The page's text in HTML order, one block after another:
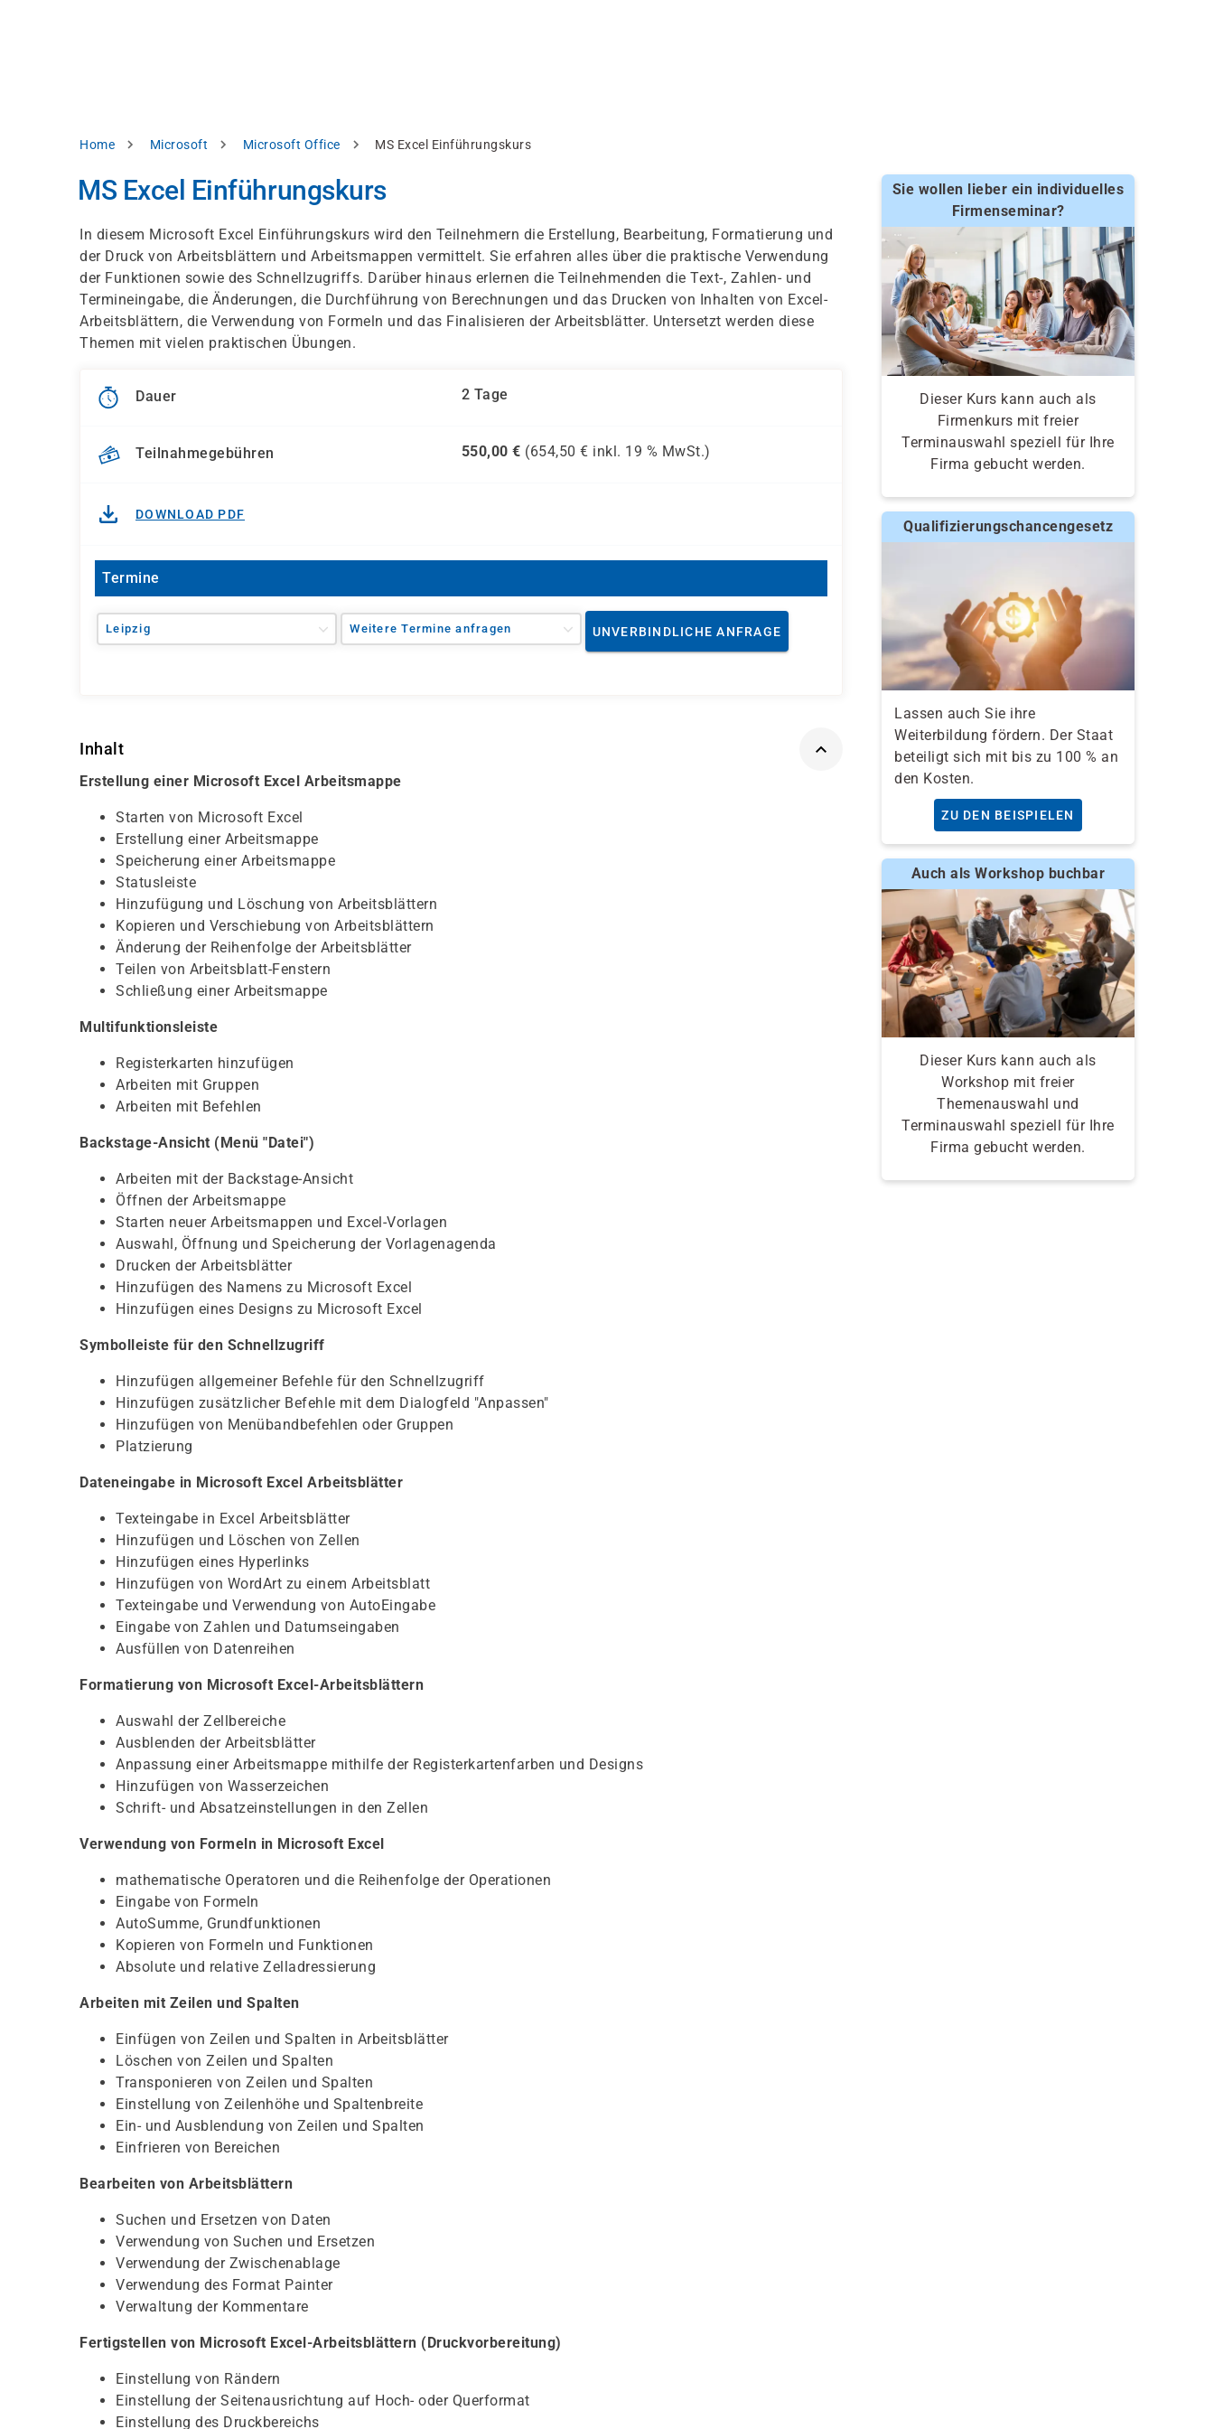
Pfadnavigation
Home Microsoft Microsoft Office MS Excel Einführungskurs
MS Excel Einführungskurs
In diesem Microsoft Excel Einführungskurs wird den Teilnehmern die Erstellung, Bearbeitung, Formatierung und
der Druck von Arbeitsblättern und Arbeitsmappen vermittelt. Sie erfahren alles über die praktische Verwendung
der Funktionen sowie des Schnellzugriffs. Darüber hinaus erlernen die Teilnehmenden die Text-, Zahlen- und
Termineingabe, die Änderungen, die Durchführung von Berechnungen und das Drucken von Inhalten von Excel-
Arbeitsblättern, die Verwendung von Formeln und das Finalisieren der Arbeitsblätter. Untersetzt werden diese
Themen mit vielen praktischen Übungen.
Dauer 2 Tage
Teilnahmegebühren 550,00 € (654,50 € inkl. 19 % MwSt.)
DOWNLOAD PDF
Termine
Leipzig Weitere Termine anfragen UNVERBINDLICHE ANFRAGE
Inhalt
Erstellung einer Microsoft Excel Arbeitsmappe
Starten von Microsoft Excel
Erstellung einer Arbeitsmappe
Speicherung einer Arbeitsmappe
Statusleiste
Hinzufügung und Löschung von Arbeitsblättern
Kopieren und Verschiebung von Arbeitsblättern
Änderung der Reihenfolge der Arbeitsblätter
Teilen von Arbeitsblatt-Fenstern
Schließung einer Arbeitsmappe
Multifunktionsleiste
Registerkarten hinzufügen
Arbeiten mit Gruppen
Arbeiten mit Befehlen
Backstage-Ansicht (Menü "Datei")
Arbeiten mit der Backstage-Ansicht
Öffnen der Arbeitsmappe
Starten neuer Arbeitsmappen und Excel-Vorlagen
Auswahl, Öffnung und Speicherung der Vorlagenagenda
Drucken der Arbeitsblätter
Hinzufügen des Namens zu Microsoft Excel
Hinzufügen eines Designs zu Microsoft Excel
Symbolleiste für den Schnellzugriff
Hinzufügen allgemeiner Befehle für den Schnellzugriff
Hinzufügen zusätzlicher Befehle mit dem Dialogfeld "Anpassen"
Hinzufügen von Menübandbefehlen oder Gruppen
Platzierung
Dateneingabe in Microsoft Excel Arbeitsblätter
Texteingabe in Excel Arbeitsblätter
Hinzufügen und Löschen von Zellen
Hinzufügen eines Hyperlinks
Hinzufügen von WordArt zu einem Arbeitsblatt
Texteingabe und Verwendung von AutoEingabe
Eingabe von Zahlen und Datumseingaben
Ausfüllen von Datenreihen
Formatierung von Microsoft Excel-Arbeitsblättern
Auswahl der Zellbereiche
Ausblenden der Arbeitsblätter
Anpassung einer Arbeitsmappe mithilfe der Registerkartenfarben und Designs
Hinzufügen von Wasserzeichen
Schrift- und Absatzeinstellungen in den Zellen
Verwendung von Formeln in Microsoft Excel
mathematische Operatoren und die Reihenfolge der Operationen
Eingabe von Formeln
AutoSumme, Grundfunktionen
Kopieren von Formeln und Funktionen
Absolute und relative Zelladressierung
Arbeiten mit Zeilen und Spalten
Einfügen von Zeilen und Spalten in Arbeitsblätter
Löschen von Zeilen und Spalten
Transponieren von Zeilen und Spalten
Einstellung von Zeilenhöhe und Spaltenbreite
Ein- und Ausblendung von Zeilen und Spalten
Einfrieren von Bereichen
Bearbeiten von Arbeitsblättern
Suchen und Ersetzen von Daten
Verwendung von Suchen und Ersetzen
Verwendung der Zwischenablage
Verwendung des Format Painter
Verwaltung der Kommentare
Fertigstellen von Microsoft Excel-Arbeitsblättern (Druckvorbereitung)
Einstellung von Rändern
Einstellung der Seitenausrichtung auf Hoch- oder Querformat
Einstellung des Druckbereichs
Sie wollen lieber ein individuelles
Firmenseminar?
Dieser Kurs kann auch als
Firmenkurs mit freier
Terminauswahl speziell für Ihre
Firma gebucht werden.
Qualifizierungschancengesetz
Lassen auch Sie ihre
Weiterbildung fördern. Der Staat
beteiligt sich mit bis zu 100 % an
den Kosten.
ZU DEN BEISPIELEN
Auch als Workshop buchbar
Dieser Kurs kann auch als
Workshop mit freier
Themenauswahl und
Terminauswahl speziell für Ihre
Firma gebucht werden.
Datenschutzhinweis